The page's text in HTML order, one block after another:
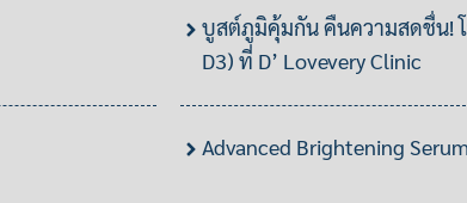
บูสต์ภูมิคุ้มกัน คืนความสดชื่น!
D3) ที่ D’ Lovevery Clinic
Advanced Brightening